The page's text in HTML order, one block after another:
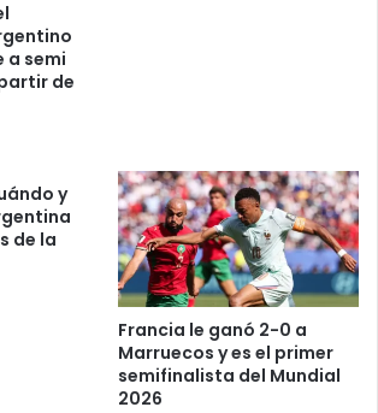
a semi
de
y
de la
Francia le ganó 2-0 a
Marruecos y es el primer
semifinalista del Mundial
2026